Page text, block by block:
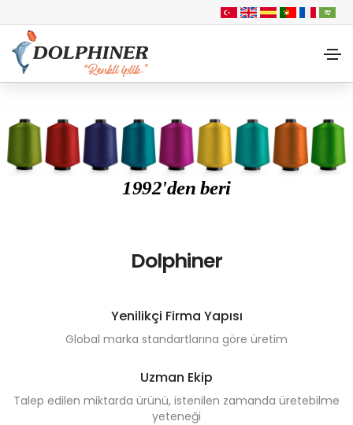
1992'den beri
Dolphiner
Yenilikçi Firma Yapısı
Global marka standartlarına göre üretim
Uzman Ekip
Talep edilen miktarda ürünü, istenilen zamanda üretebilme
yeteneği